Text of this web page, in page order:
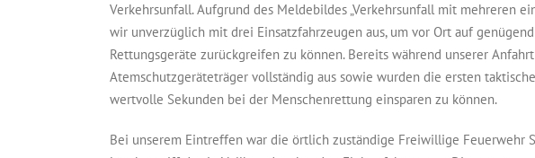
Verkehrsunfall. Aufgrund des Meldebildes „Verkehrsunfall mit mehreren
wir unverzüglich mit drei Einsatzfahrzeugen aus, um vor Ort auf
Rettungsgeräte zurückgreifen zu können. Bereits während unserer
Atemschutzgeräteträger vollständig aus sowie wurden die ersten
wertvolle Sekunden bei der Menschenrettung einsparen zu können.
Bei unserem Eintreffen war die örtlich zuständige Freiwillige Feuerwehr